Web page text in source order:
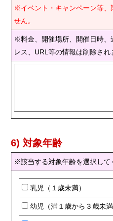
※イベント・キャンペーン等、
せん。
※料金、開催場所、開催日時、
レス、URL等の情報は削除され
6) 対象年齢
※該当する対象年齢を選択して
乳児（１歳未満）
幼児（満１歳から３歳未満